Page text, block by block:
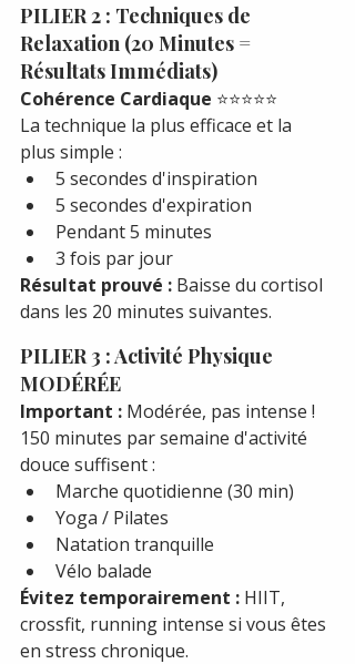
PILIER 2 : Techniques de
Relaxation (20 Minutes =
Résultats Immédiats)
Cohérence Cardiaque ⭐⭐⭐⭐⭐
La technique la plus efficace et la
plus simple :
5 secondes d'inspiration
5 secondes d'expiration
Pendant 5 minutes
3 fois par jour
Résultat prouvé : Baisse du cortisol
dans les 20 minutes suivantes.
PILIER 3 : Activité Physique
MODÉRÉE
Important : Modérée, pas intense !
150 minutes par semaine d'activité
douce suffisent :
Marche quotidienne (30 min)
Yoga / Pilates
Natation tranquille
Vélo balade
Évitez temporairement : HIIT,
crossfit, running intense si vous êtes
en stress chronique.